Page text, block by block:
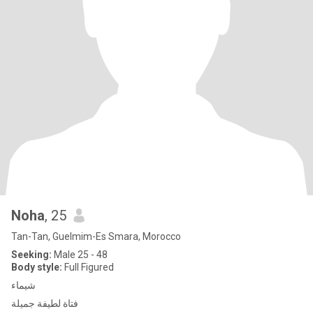
Noha, 25
Tan-Tan, Guelmim-Es Smara, Morocco
Seeking: Male 25 - 48
Body style: Full Figured
شيماء
فتاة لطيفة جميلة